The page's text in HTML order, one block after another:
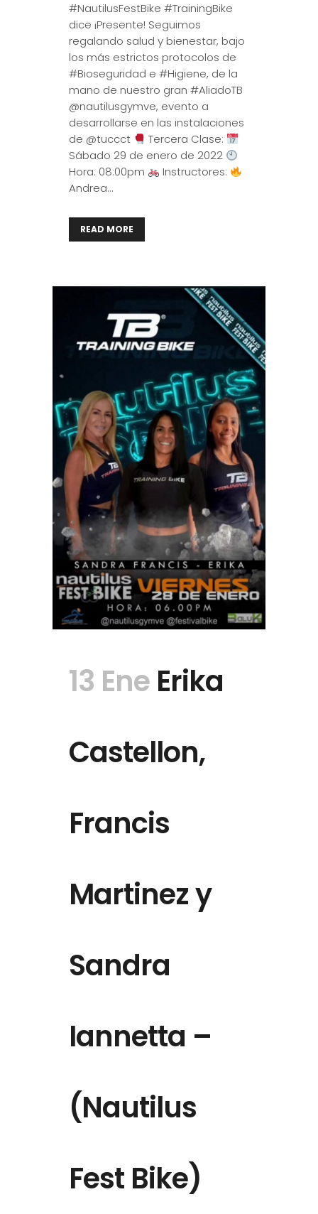
#NautilusFestBike #TrainingBike
dice ¡Presente! Seguimos
regalando salud y bienestar, bajo
los más estrictos protocolos de
#Bioseguridad e #Higiene, de la
mano de nuestro gran #AliadoTB
@nautilusgymve, evento a
desarrollarse en las instalaciones
de @tuccct
Tercera Clase:
Sábado 29 de enero de 2022
Hora: 08:00pm
Instructores:
Andrea...
READ MORE
13 Ene Erika
Castellon,
Francis
Martinez y
Sandra
Iannetta –
(Nautilus
Fest Bike)